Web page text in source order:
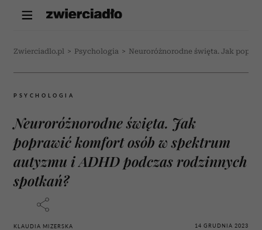
Zwierciadlo.pl > Psychologia > Neuroróżnorodne święta. Jak
PSYCHOLOGIA
Neuroróżnorodne święta. Jak
poprawić komfort osób w spektrum
autyzmu i ADHD podczas rodzinnych
spotkań?
KLAUDIA MIZERSKA 14 GRUDNIA 2023